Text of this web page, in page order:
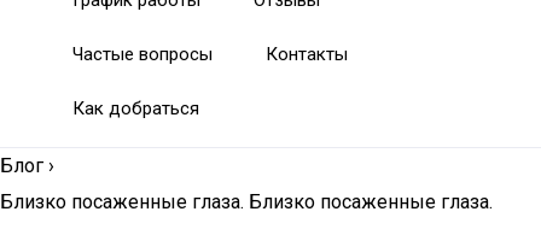
Частые вопросы Контакты
Как добраться
Блог ›
Близко посаженные глаза. Близко посаженные глаза.